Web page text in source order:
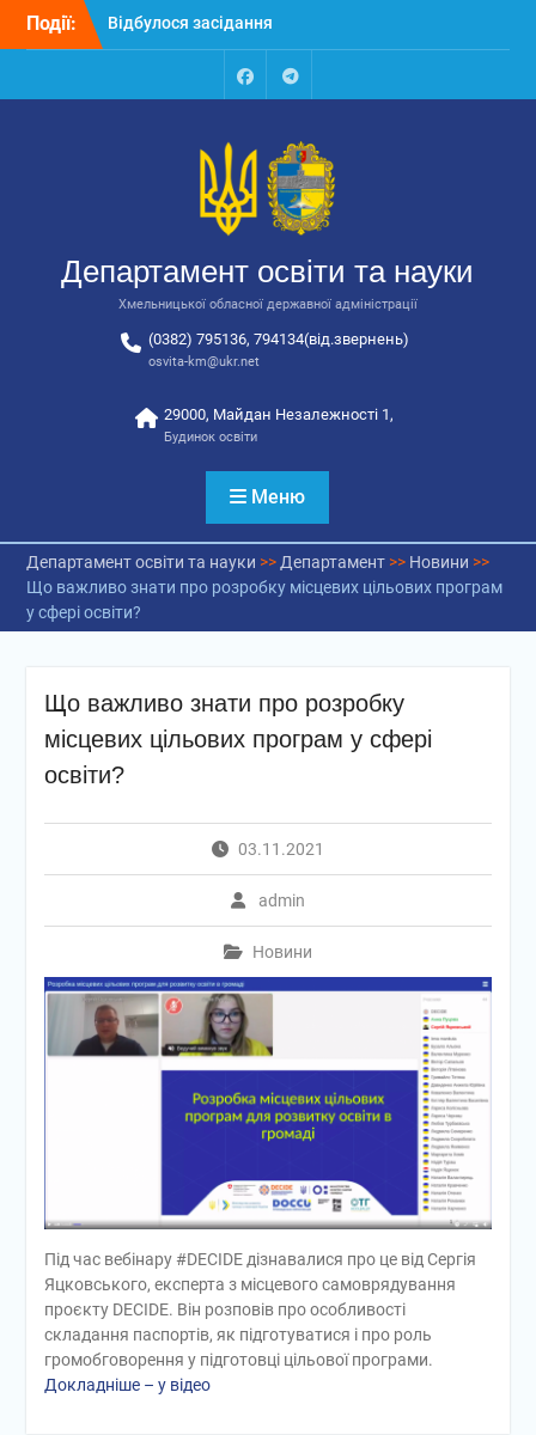
Перейти
Події:
Відбулося засідання
колегії Департаменту
освіти та науки обласної
державної адміністрації
відповідальних за
національно-патріотичне
автобусів для потреб
закладів освіти
FacebookTalegram
Департамент освіти та науки
Хмельницької обласної державної адміністрації
(0382) 795136, 794134(від.звернень)
osvita-km@ukr.net
29000, Майдан Незалежності 1,
Будинок освіти
Меню
Департамент освіти та науки >> Департамент>> Новини >>
Що важливо знати про розробку місцевих цільових програм
у сфері освіти?
Що важливо знати про розробку
місцевих цільових програм у сфері
освіти?
03.11.2021
admin
Новини
Під час вебінару #DECIDE дізнавалися про це від Сергія
Яцковського, експерта з місцевого самоврядування
проєкту DECIDE. Він розповів про особливості
складання паспортів, як підготуватися і про роль
громобговорення у підготовці цільової програми.
Докладніше – у відео